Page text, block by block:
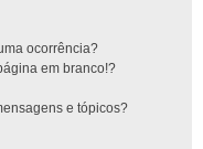
ocorrência?
em branco!?
e tópicos?